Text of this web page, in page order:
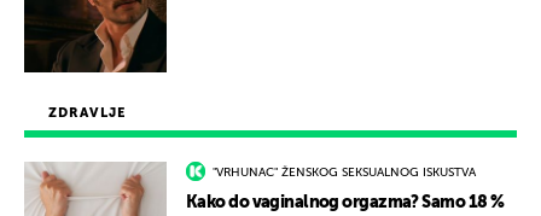
ZDRAVLJE
"VRHUNAC" ŽENSKOG SEKSUALNOG ISKUSTVA
Kako do vaginalnog orgazma? Samo 18 %